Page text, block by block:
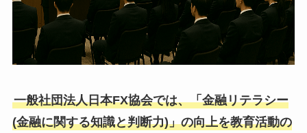
一般社団法人日本FX協会では、「金融リテラシー
(金融に関する知識と判断力)」の向上を教育活動の